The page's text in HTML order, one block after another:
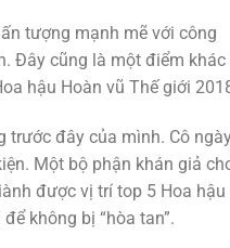
tượng mạnh mẽ với công
Đây cũng là một điểm khác
hậu Hoàn vũ Thế giới
trước đây của mình. Cô
Một bộ phận khán giả
được vị trí top 5 Hoa hậu
không bị “hòa tan”.